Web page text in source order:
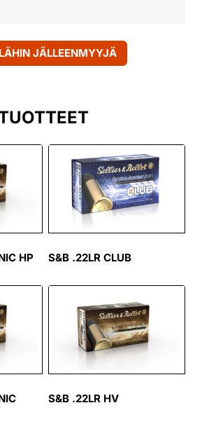
JÄLLEENMYYJÄ
HP S&B .22LR CLUB
S&B .22LR HV